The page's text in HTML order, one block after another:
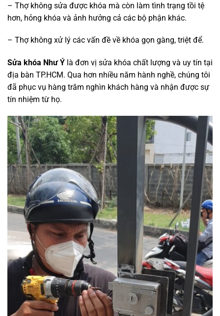
– Thợ không sửa được khóa mà còn làm tình trạng tồi tệ
hơn, hỏng khóa và ảnh hưởng cả các bộ phận khác.
– Thợ không xử lý các vấn đề về khóa gọn gàng, triệt để.
Sửa khóa Như Ý là đơn vị sửa khóa chất lượng và uy tín tại
địa bàn TP.HCM. Qua hơn nhiều năm hành nghề, chúng tôi
đã phục vụ hàng trăm nghìn khách hàng và nhận được sự
tín nhiệm từ họ.